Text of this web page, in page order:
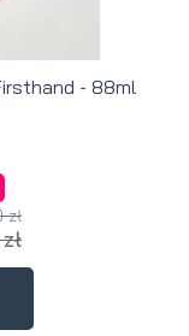
- 88ml
zł